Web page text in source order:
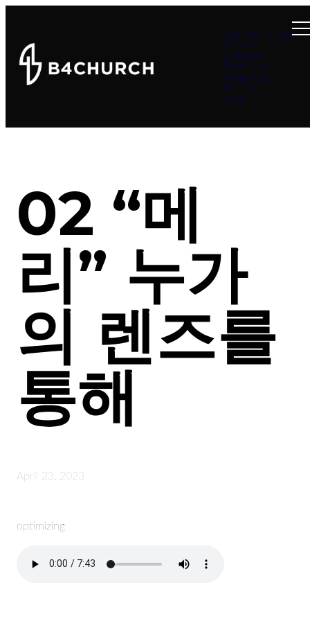
Summer at B4
About
Connect
Teachings
Ministries
Events
Give
02 “메
리” 누가
의 렌즈를
통해
April 23, 2023
optimizing